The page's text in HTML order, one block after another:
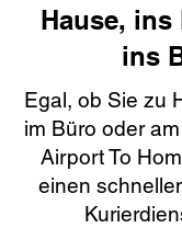
Hause, ins
ins
Egal, ob Sie zu
im Büro oder
Airport To
einen